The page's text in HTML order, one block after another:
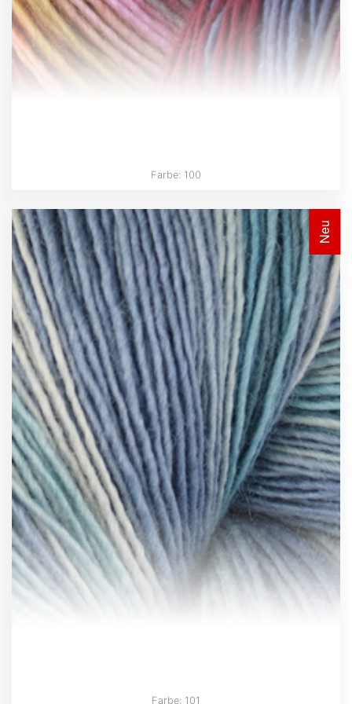
Farbe: 100
Neu
Farbe: 101